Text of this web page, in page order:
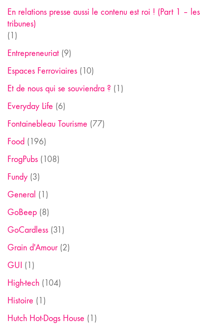
En relations presse aussi le contenu est roi ! (Part 1 – les
tribunes)
(1)
Entrepreneuriat (9)
Espaces Ferroviaires (10)
Et de nous qui se souviendra ? (1)
Everyday Life (6)
Fontainebleau Tourisme (77)
Food (196)
FrogPubs (108)
Fundy (3)
General (1)
GoBeep (8)
GoCardless (31)
Grain d'Amour(2)
GUI (1)
High-tech (104)
Histoire (1)
Hutch Hot-Dogs House (1)